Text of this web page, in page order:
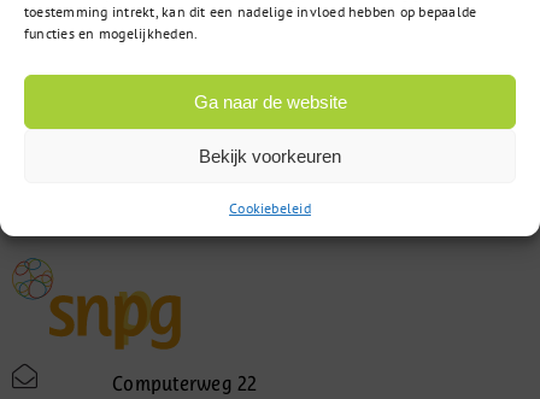
toestemming intrekt, kan dit een nadelige invloed hebben op bepaalde
functies en mogelijkheden.
Ga naar de website
Bekijk voorkeuren
Cookiebeleid
Computerweg 22